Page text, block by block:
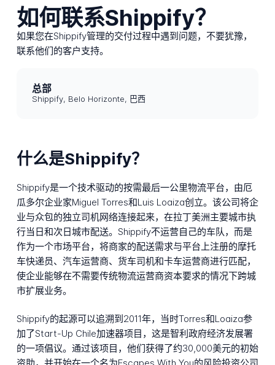
如何联系Shippify？
如果您在Shippify管理的交付过程中遇到问题，不要犹豫，
联系他们的客户支持。
总部
Shippify, Belo Horizonte, 巴西
什么是Shippify？
Shippify是一个技术驱动的按需最后一公里物流平台，由厄
瓜多尔企业家Miguel Torres和Luis Loaiza创立。该公司将企
业与众包的独立司机网络连接起来，在拉丁美洲主要城市执
行当日和次日城市配送。Shippify不运营自己的车队，而是
作为一个市场平台，将商家的配送需求与平台上注册的摩托
车快递员、汽车运营商、货车司机和卡车运营商进行匹配，
使企业能够在不需要传统物流运营商资本要求的情况下跨城
市扩展业务。
Shippify的起源可以追溯到2011年，当时Torres和Loaiza参
加了Start-Up Chile加速器项目，这是智利政府经济发展署
的一项倡议。通过该项目，他们获得了约30,000美元的初始